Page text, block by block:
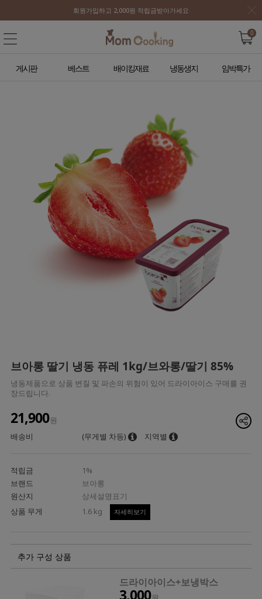
회원가입하고 2,000원 적립금받아가세요
0
게시판 베스트 배이킹재료 냉동생지 임박특가
브아롱 딸기 냉동 퓨레 1kg/브와롱/딸기 85%
냉동제품으로 상품 변질 및 파손의 위험이 있어 드라이아이스 구매를 권
장드립니다.
21,900원
배송비
(무게별 차등) 지역별
적립금
1%
브랜드
브아롱
원산지
상세설명표기
상품 무게
1.6 kg 자세히보기
추가 구성 상품
드라이아이스+보냉박스
3,000